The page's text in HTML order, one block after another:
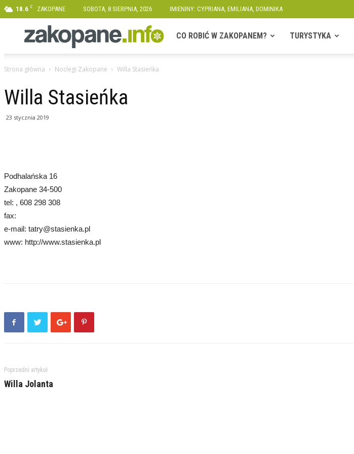
18.6 C ZAKOPANE SOBOTA, 8 SIERPNIA, 2026 IMIENINY: CYPRIANA, EMILIANA, DOMINIKA
Zakopane.info
CO ROBIĆ W ZAKOPANEM? TURYSTYKA
Strona główna Noclegi Zakopane Willa Stasieńka
Willa Stasieńka
23 stycznia 2019
Podhalańska 16
Zakopane 34-500
tel: , 608 298 308
fax:
e-mail: tatry@stasienka.pl
www: http://www.stasienka.pl
Poprzedni artykuł
Willa Jolanta